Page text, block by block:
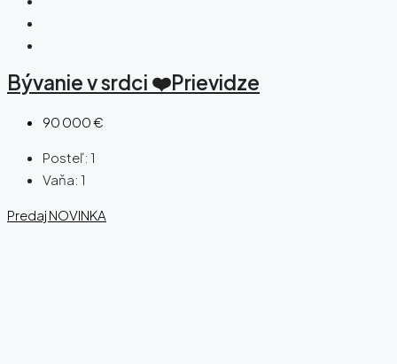
Bývanie v srdci ❤️Prievidze
90 000 €
Posteľ: 1
Vaňa: 1
Predaj NOVINKA